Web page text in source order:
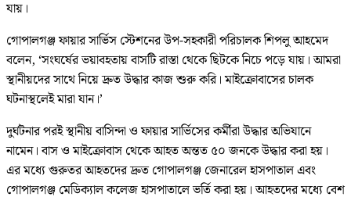
যায়।
গোপালগঞ্জ ফায়ার সার্ভিস স্টেশনের উপ-সহকারী পরিচালক শিপলু আহমেদ
বলেন, ‘সংঘর্ষের ভয়াবহতায় বাসটি রাস্তা থেকে ছিটকে নিচে পড়ে যায়। আমরা
স্থানীয়দের সাথে নিয়ে দ্রুত উদ্ধার কাজ শুরু করি। মাইক্রোবাসের চালক
ঘটনাস্থলেই মারা যান।’
দুর্ঘটনার পরই স্থানীয় বাসিন্দা ও ফায়ার সার্ভিসের কর্মীরা উদ্ধার অভিযানে
নামেন। বাস ও মাইক্রোবাস থেকে আহত অন্তত ৫০ জনকে উদ্ধার করা হয়।
এর মধ্যে গুরুতর আহতদের দ্রুত গোপালগঞ্জ জেনারেল হাসপাতাল এবং
গোপালগঞ্জ মেডিক্যাল কলেজ হাসপাতালে ভর্তি করা হয়। আহতদের মধ্যে বেশ